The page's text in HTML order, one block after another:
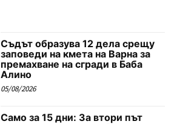
Съдът образува 12 дела срещу
заповеди на кмета на Варна за
премахване на сгради в Баба
Алино
05/08/2026
Само за 15 дни: За втори път